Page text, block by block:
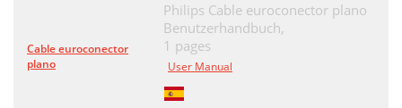
Cable euroconector
plano
Philips Cable euroconector plano
Benutzerhandbuch,
1 pages
User Manual